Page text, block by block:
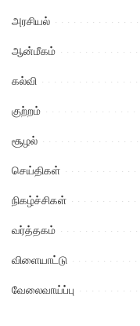
அரசியல்
ஆன்மீகம்
கல்வி
குற்றம்
சூழல்
செய்திகள்
நிகழ்ச்சிகள்
வர்த்தகம்
விளையாட்டு
வேலைவாய்ப்பு